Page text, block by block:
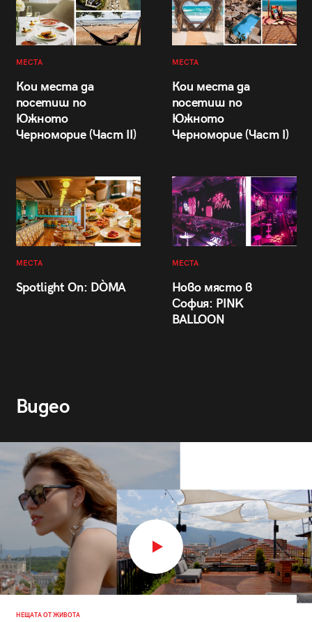
МЕСТА
Кои места да
посетиш по
Южното
Черноморие (Част II)
МЕСТА
Кои места да
посетиш по
Южното
Черноморие (Част I)
МЕСТА
Spotlight On: DÒMA
МЕСТА
Ново място в
София: PINK
BALLOON
Видео
НЕЩАТА ОТ ЖИВОТА